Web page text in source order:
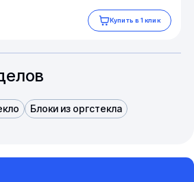
Купить в 1 клик
Блоки из оргстекла